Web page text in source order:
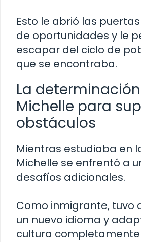
Esto le abrió las
de oportunidades y le
escapar del ciclo de
que se encontraba.
La
Michelle para
obstáculos
Mientras estudiaba en
Michelle se enfrentó a
desafíos adicionales.
Como inmigrante, tuvo
un nuevo idioma y
cultura completamente